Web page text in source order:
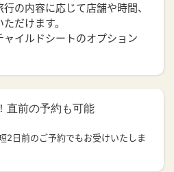
の内容に応じて店舗や時間、
だけます。
イルドシートのオプション
直前の予約も可能
2日前のご予約でもお受けいたしま